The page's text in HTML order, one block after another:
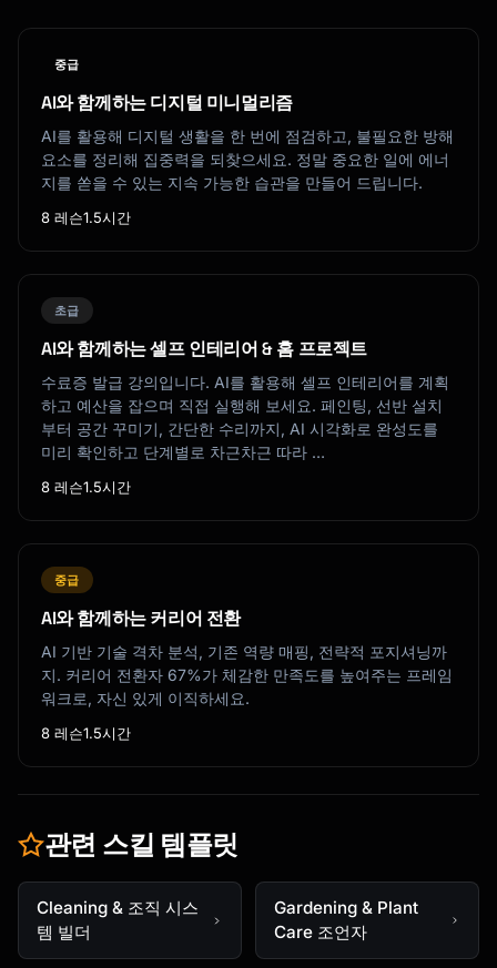
중급
AI와 함께하는 디지털 미니멀리즘
AI를 활용해 디지털 생활을 한 번에 점검하고, 불필요한 방해
요소를 정리해 집중력을 되찾으세요. 정말 중요한 일에 에너
지를 쏟을 수 있는 지속 가능한 습관을 만들어 드립니다.
8 레슨1.5시간
초급
AI와 함께하는 셀프 인테리어 & 홈 프로젝트
수료증 발급 강의입니다. AI를 활용해 셀프 인테리어를 계획
하고 예산을 잡으며 직접 실행해 보세요. 페인팅, 선반 설치
부터 공간 꾸미기, 간단한 수리까지, AI 시각화로 완성도를
미리 확인하고 단계별로 차근차근 따라 …
8 레슨1.5시간
중급
AI와 함께하는 커리어 전환
AI 기반 기술 격차 분석, 기존 역량 매핑, 전략적 포지셔닝까
지. 커리어 전환자 67%가 체감한 만족도를 높여주는 프레임
워크로, 자신 있게 이직하세요.
8 레슨1.5시간
관련 스킬 템플릿
Cleaning & 조직 시스
템 빌더
Gardening & Plant
Care 조언자